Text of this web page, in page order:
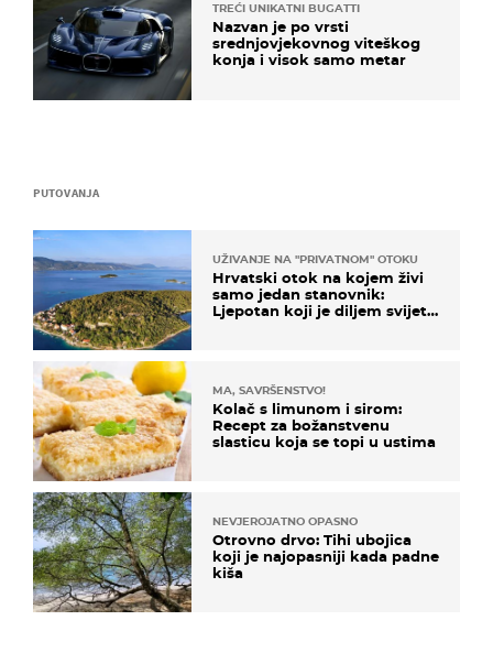
PUTOVANJA
UŽIVANJE NA "PRIVATNOM" OTOKU
Hrvatski otok na kojem živi
samo jedan stanovnik:
Ljepotan koji je diljem svijeta
MA, SAVRŠENSTVO!
Kolač s limunom i sirom:
Recept za božanstvenu
slasticu koja se topi u ustima
NEVJEROJATNO OPASNO
Otrovno drvo: Tihi ubojica
koji je najopasniji kada padne
kiša
TREĆI UNIKATNI BUGATTI
Nazvan je po vrsti
srednjovjekovnog viteškog
konja i visok samo metar